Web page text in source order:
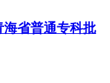
海省普通专科批